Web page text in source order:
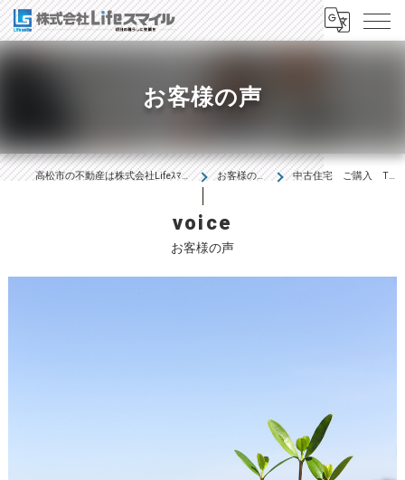
お客様の声
高松市の不動産は株式会社Lifeｽﾏｲﾙ お客様の声 中古住宅 ご購入 T様
お客様の声
voice